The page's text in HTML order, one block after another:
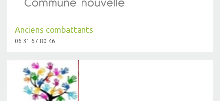
Anciens combattants
06 31 67 80 46